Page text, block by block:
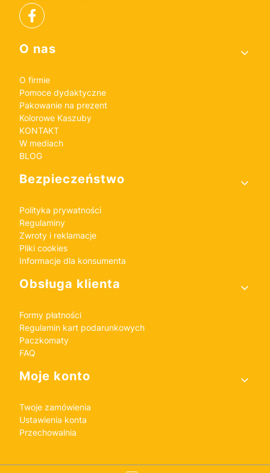
Linki w stopce
O nas
O firmie
Pomoce dydaktyczne
Pakowanie na prezent
Kolorowe Kaszuby
KONTAKT
W mediach
BLOG
Bezpieczeństwo
Polityka prywatności
Regulaminy
Zwroty i reklamacje
Pliki cookies
Informacje dla konsumenta
Obsługa klienta
Formy płatności
Regulamin kart podarunkowych
Paczkomaty
FAQ
Moje konto
Twoje zamówienia
Ustawienia konta
Przechowalnia